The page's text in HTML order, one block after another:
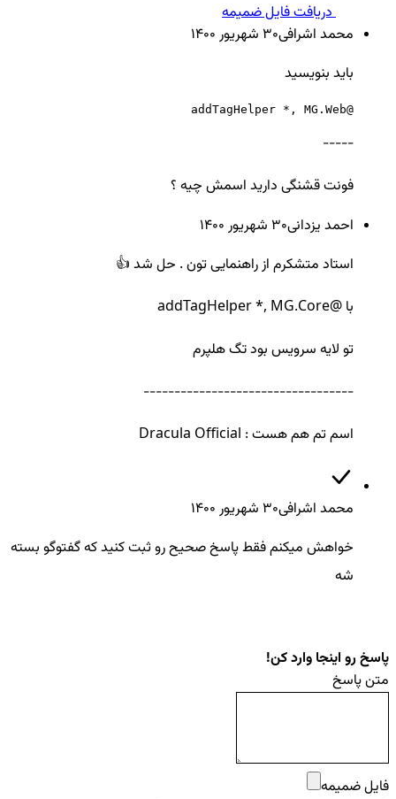
دریافت فایل ضمیمه
محمد اشرافی30 شهريور ۱۴۰۰
باید بنویسید
@addTagHelper *, MG.Web
-----
فونت قشنگی دارید اسمش چیه ؟
احمد یزدانی30 شهريور ۱۴۰۰
استاد متشکرم از راهنمایی تون . حل شد 👍
با @addTagHelper *, MG.Core
تو لایه سرویس بود تگ هلپرم
----------------------------------
اسم تم هم هست : Dracula Official
محمد اشرافی30 شهريور ۱۴۰۰
خواهش میکنم فقط پاسخ صحیح رو ثبت کنید که گفتوگو بسته
شه
پاسخ رو اینجا وارد کن!
متن پاسخ
فایل ضمیمه